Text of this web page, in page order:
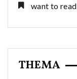
want to read
THEMA